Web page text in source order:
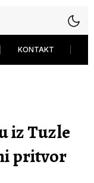
KONTAKT
iz Tuzle
pritvor